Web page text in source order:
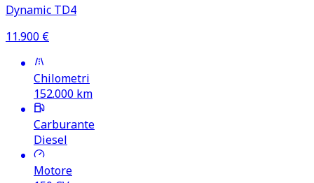
Dynamic TD4
11.900 €
Chilometri
152.000 km
Carburante
Diesel
Motore